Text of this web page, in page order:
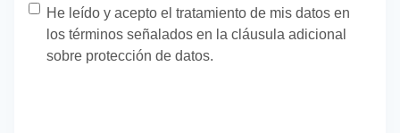
Protección de datos*
He leído y acepto el tratamiento de mis datos en
los términos señalados en la cláusula adicional
sobre protección de datos.